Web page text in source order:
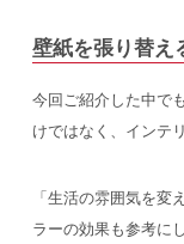
壁紙を張り替え
今回ご紹介した中で
けではなく、インテ
「生活の雰囲気を
ラーの効果も参考に